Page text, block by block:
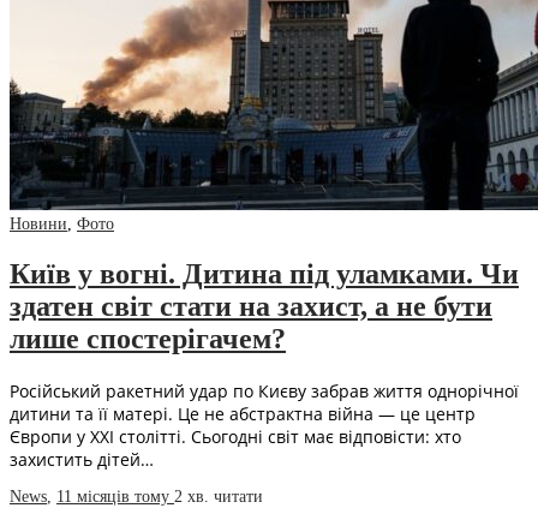
Новини, Фото
Київ у вогні. Дитина під уламками. Чи
здатен світ стати на захист, а не бути
лише спостерігачем?
Російський ракетний удар по Києву забрав життя однорічної
дитини та її матері. Це не абстрактна війна — це центр
Європи у ХХІ столітті. Сьогодні світ має відповісти: хто
захистить дітей…
News, 11 місяців тому 2 хв. читати